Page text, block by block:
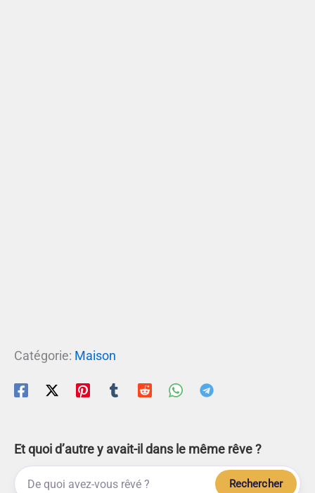
Catégorie: Maison
Et quoi d’autre y avait-il dans le même rêve ?
Rechercher